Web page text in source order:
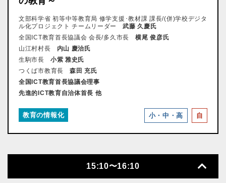
文部科学省 初等中等教育局 修学支援･教材課 課長/(併)学校デジタ
ル化プロジェクト チームリーダー
武藤 久慶氏
全国ICT教育首長協議会 会長/多久市長
横尾 俊彦氏
山江村村長
内山 慶治氏
生駒市長
小紫 雅史氏
つくば市教育長
森田 充氏
全国ICT教育首長協議会理事
先進的ICT教育自治体首長 他
教育の情報化 小・中・高 自
15:10〜16:10